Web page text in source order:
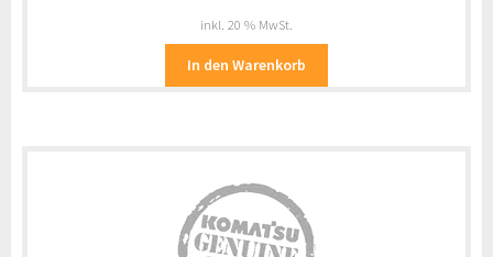
inkl. 20 % MwSt.
In den Warenkorb